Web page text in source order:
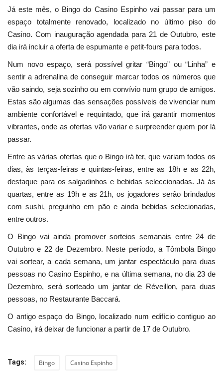
Já este mês, o Bingo do Casino Espinho vai passar para um
espaço totalmente renovado, localizado no último piso do
Casino. Com inauguração agendada para 21 de Outubro, este
dia irá incluir a oferta de espumante e petit-fours para todos.
Num novo espaço, será possível gritar “Bingo” ou “Linha” e
sentir a adrenalina de conseguir marcar todos os números que
vão saindo, seja sozinho ou em convívio num grupo de amigos.
Estas são algumas das sensações possíveis de vivenciar num
ambiente confortável e requintado, que irá garantir momentos
vibrantes, onde as ofertas vão variar e surpreender quem por lá
passar.
Entre as várias ofertas que o Bingo irá ter, que variam todos os
dias, às terças-feiras e quintas-feiras, entre as 18h e as 22h,
destaque para os salgadinhos e bebidas seleccionadas. Já às
quartas, entre as 19h e as 21h, os jogadores serão brindados
com sushi, preguinho em pão e ainda bebidas selecionadas,
entre outros.
O Bingo vai ainda promover sorteios semanais entre 24 de
Outubro e 22 de Dezembro. Neste período, a Tômbola Bingo
vai sortear,a cada semana, um jantar espectáculo para duas
pessoas no Casino Espinho, e na última semana, no dia 23 de
Dezembro, será sorteado um jantar de Réveillon, para duas
pessoas, no Restaurante Baccará.
O antigo espaço do Bingo, localizado num edifício contiguo ao
Casino, irá deixar de funcionar a partir de 17 de Outubro.
Tags: Bingo Casino Espinho